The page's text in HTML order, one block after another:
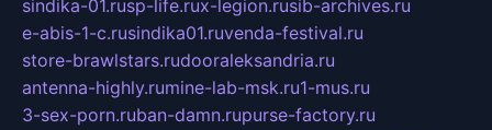
sindika-01.rusp-life.rux-legion.rusib-archives.ru
e-abis-1-c.rusindika01.ruvenda-festival.ru
store-brawlstars.rudooraleksandria.ru
antenna-highly.rumine-lab-msk.ru1-mus.ru
3-sex-porn.ruban-damn.rupurse-factory.ru